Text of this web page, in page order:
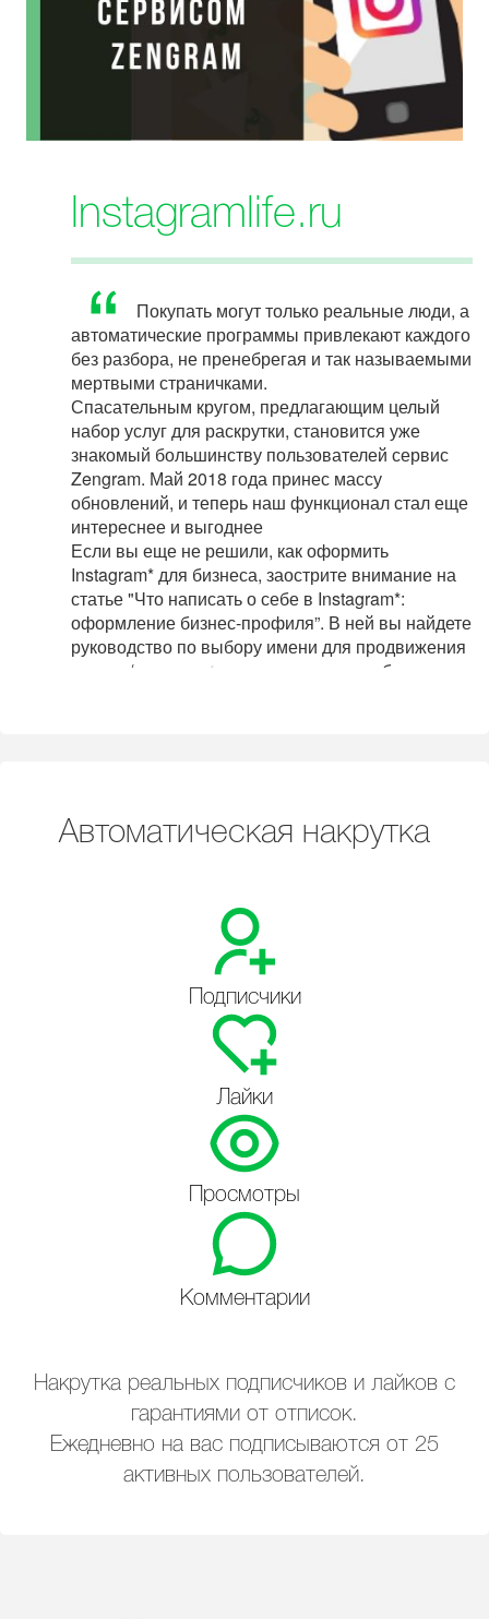
Instagramlife.ru
Покупать могут только реальные люди, а
автоматические программы привлекают каждого
без разбора, не пренебрегая и так называемыми
мертвыми страничками.
Спасательным кругом, предлагающим целый
набор услуг для раскрутки, становится уже
знакомый большинству пользователей сервис
Zengram. Май 2018 года принес массу
обновлений, и теперь наш функционал стал еще
интереснее и выгоднее
Если вы еще не решили, как оформить
Instagram* для бизнеса, заострите внимание на
статье "Что написать о себе в Instagram*:
оформление бизнес-профиля”. В ней вы найдете
руководство по выбору имени для продвижения
малого/крупного бизнеса или личного бренда,
Автоматическая накрутка
Подписчики
Лайки
Просмотры
Комментарии
Накрутка реальных подписчиков и лайков с
гарантиями от отписок.
Ежедневно на вас подписываются от 25
активных пользователей.